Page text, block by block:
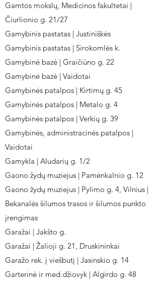
Gamtos mokslų, Medicinos fakultetai |
Čiurlionio g. 21/27
Gamybinis pastatas | Justiniškės
Gamybinis pastatas | Sirokomlės k.
Gamybinė bazė | Graičiūno g. 22
Gamybinė bazė | Vaidotai
Gamybinės patalpos | Kirtimų g. 45
Gamybinės patalpos | Metalo g. 4
Gamybinės patalpos | Verkių g. 39
Gamybinės, administracinės patalpos |
Vaidotai
Gamykla | Aludarių g. 1/2
Gaono žydų muziejus | Pamėnkalnio g. 12
Gaono žydų muziejus | Pylimo g. 4, Vilnius |
Bekanalės šilumos trasos ir šilumos punkto
įrengimas
Garažai | Jakšto g.
Garažai | Žalioji g. 21, Druskininkai
Garažo rek. į viešbutį | Jasinskio g. 14
Garterinė ir med.džiovyk | Algirdo g. 48